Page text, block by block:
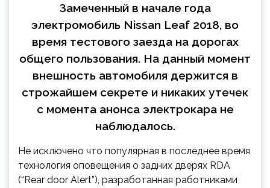
Замеченный в начале года
электромобиль Nissan Leaf 2018, во
время тестового заезда на дорогах
общего пользования. На данный момент
внешность автомобиля держится в
строжайшем секрете и никаких утечек
с момента анонса электрокара не
наблюдалось.
Не исключено что популярная в последнее время
технология оповещения о задних дверях RDA
(“Rear door Alert”), разработанная работниками